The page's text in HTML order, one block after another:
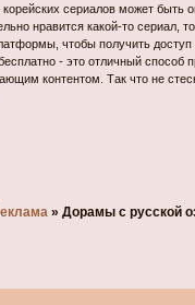
сериалов может быть
нравится какой-то сериал,
чтобы получить
- это отличный способ
контентом. Так что не
»Дорамы с русской